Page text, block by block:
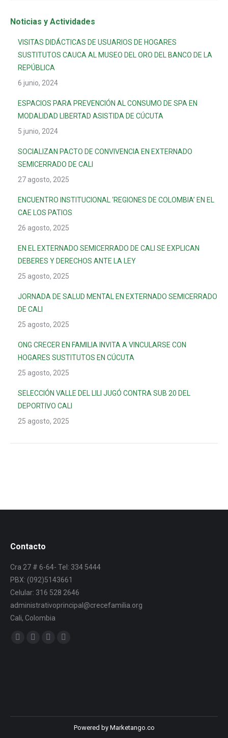
Noticias y Actividades
VISITAS DIDÁCTICAS DE USUARIOS DE HOGARES
SUSTITUTOS CAUCA AL MUSEO DEL ORO DEL BANCO DE LA
REPÚBLICA
6 junio, 2024
ESPACIOS PARA PREVENCIÓN AL CONSUMO DE SPA EN
MODALIDAD LIBERTAD ASISTIDA DE CÚCUTA
5 junio, 2024
SOCIALIZAN PACTO DE CONVIVENCIA EN EXTERNADO
SEMICERRADO DE CALI
27 agosto, 2025
ENCUENTRO INSTITUCIONAL ‘REGIONES DE COLOMBIA’ EN EL
CAE LOS PATIOS
26 agosto, 2025
EN EL EXTERNADO SEMICERRADO DE CALI SE EXPLICAN
DEBERES Y DERECHOS ANTE LA LEY
25 agosto, 2025
JORNADA DE SALUD MENTAL EN EXTERNADO SEMICERRADO
DE CALI
25 agosto, 2025
ONG CRECER EN FAMILIA INVITA A VINCULARSE CON
HOGARES SUSTITUTOS EN CÚCUTA
25 agosto, 2025
SELECCIÓN VALLE DEL LILI JUGÓ CONTRA SUB 20 DEL
DEPORTIVO CALI
25 agosto, 2025
Contacto
Cra 27 # 6-64- Tel: 334 5444
PBX: (092)5143661
Celular: 316 528 2646
administrativoprincipal@crecefamilia.org
Cali, Colombia
Find us on:
Powered by Marketango.co